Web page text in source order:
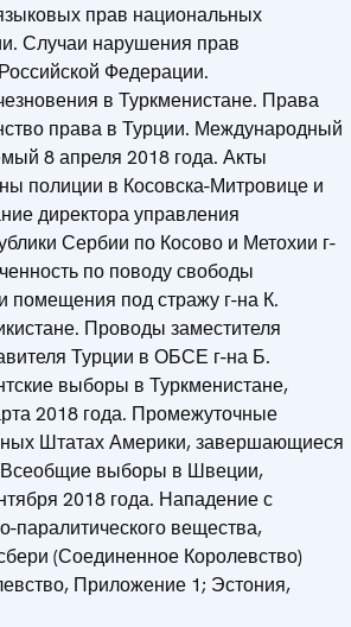
прав национальных
Случаи нарушения прав
Федерации.
в Туркменистане. Права
права в Турции. Международный
8 апреля 2018 года. Акты
полиции в Косовска-Митровице и
директора управления
Сербии по Косово и Метохии г-
по поводу свободы
помещения под стражу г-на К.
Проводы заместителя
Турции в ОБСЕ г-на Б.
выборы в Туркменистане,
2018 года. Промежуточные
Штатах Америки, завершающиеся
Всеобщие выборы в Швеции,
2018 года. Нападение с
паралитического вещества,
(Соединенное Королевство)
Приложение 1; Эстония,